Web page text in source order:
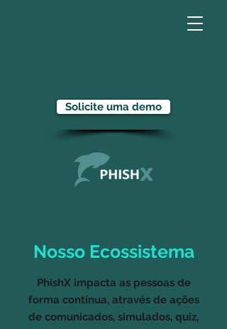
Solicite uma demo
Nosso Ecossistema
PhishX impacta as pessoas de
forma contínua, através de ações
de comunicados, simulados, quiz,